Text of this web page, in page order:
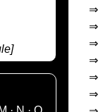
⇒
⇒
⇒
⇒
⇒
⇒